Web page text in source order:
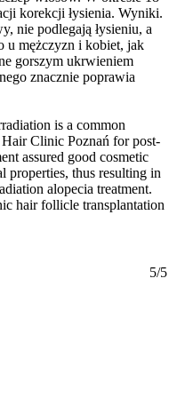
korekcji łysienia. Wyniki.
nie podlegają łysieniu, a
u mężczyzn i kobiet, jak
gorszym ukrwieniem
znacznie poprawia
is a common
Hair Clinic Poznań for post-
assured good cosmetic
properties, thus resulting in
alopecia treatment.
hair follicle transplantation
5/5